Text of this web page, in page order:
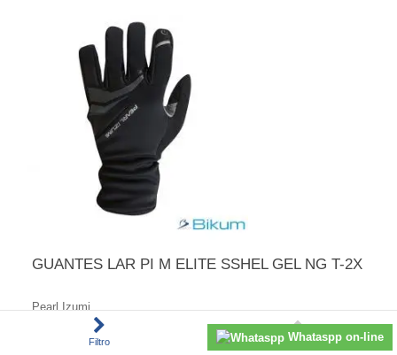
GUANTES LAR PI M ELITE SSHEL GEL NG T-2X
Pearl Izumi
Whataspp on-line
Filtro Subir